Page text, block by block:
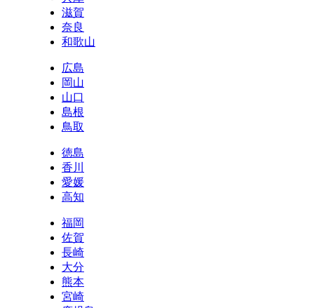
滋賀
奈良
和歌山
広島
岡山
山口
島根
鳥取
徳島
香川
愛媛
高知
福岡
佐賀
長崎
大分
熊本
宮崎